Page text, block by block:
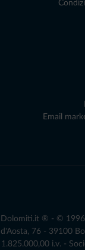
Email
Dolomiti.it ® - © 1996-
d'Aosta, 76 - 39100
1.825.000,00 i.v. -